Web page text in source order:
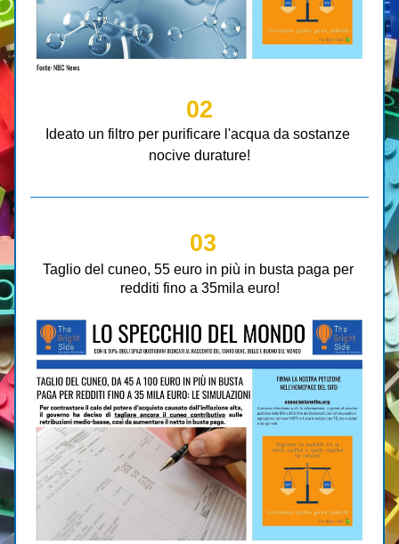
02
Ideato un filtro per purificare l'acqua da sostanze
nocive durature!
03
Taglio del cuneo, 55 euro in più in busta paga per
redditi fino a 35mila euro!